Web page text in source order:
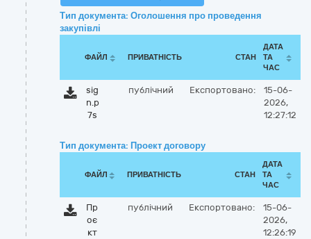
Тип документа: Оголошення про проведення
закупівлі
ФАЙЛ ПРИВАТНІСТЬ СТАН
ДАТА
ТА
ЧАС
sig
n.p
7s
публічний Експортовано:
15-06-
2026,
12:27:12
Тип документа: Проект договору
ФАЙЛ ПРИВАТНІСТЬ СТАН
ДАТА
ТА
ЧАС
Пр
оє
кт
публічний Експортовано:
15-06-
2026,
12:26:19